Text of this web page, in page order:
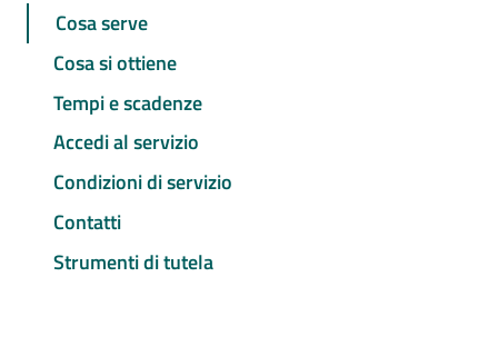
Cosa serve
Cosa si ottiene
Tempi e scadenze
Accedi al servizio
Condizioni di servizio
Contatti
Strumenti di tutela